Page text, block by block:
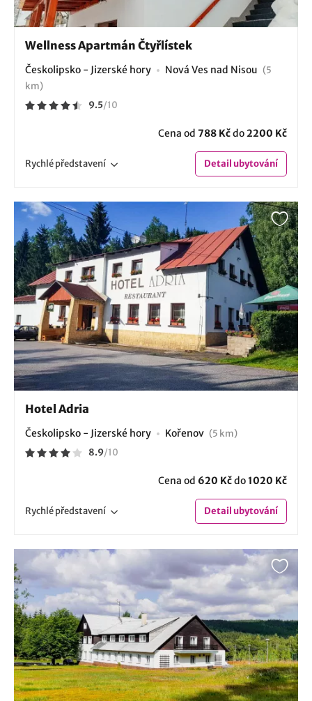
Wellness Apartmán Čtyřlístek
Českolipsko - Jizerské hory Nová Ves nad Nisou (5
km)
9.5/10
Cena od 788 Kčdo2200 Kč
Rychlépředstavení Detailubytování
Hotel Adria
Českolipsko - Jizerské hory Kořenov (5 km)
8.9/10
Cena od 620 Kčdo1020 Kč
Rychlépředstavení Detailubytování